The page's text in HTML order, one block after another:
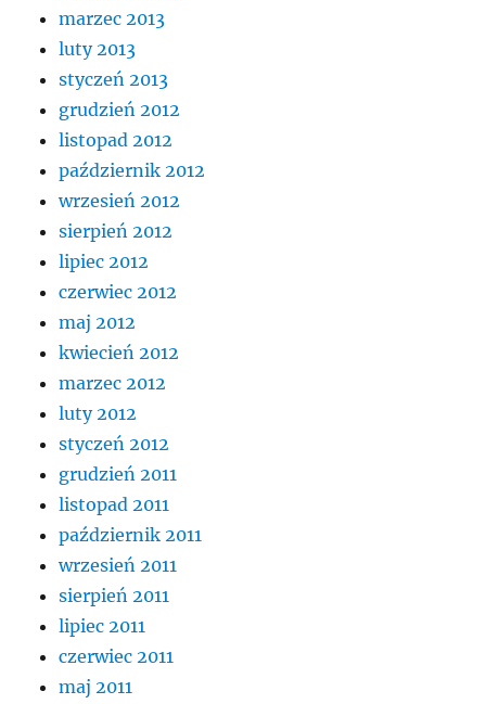
marzec 2013
luty 2013
styczeń 2013
grudzień 2012
listopad 2012
październik 2012
wrzesień 2012
sierpień 2012
lipiec 2012
czerwiec 2012
maj 2012
kwiecień 2012
marzec 2012
luty 2012
styczeń 2012
grudzień 2011
listopad 2011
październik 2011
wrzesień 2011
sierpień 2011
lipiec 2011
czerwiec 2011
maj 2011